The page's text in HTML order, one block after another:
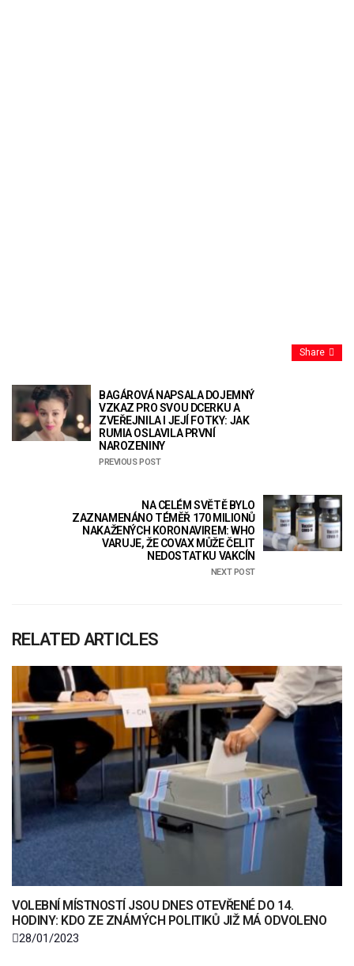
Share
BAGÁROVÁ NAPSALA DOJEMNÝ
VZKAZ PRO SVOU DCERKU A
ZVEŘEJNILA I JEJÍ FOTKY: JAK
RUMIA OSLAVILA PRVNÍ
NAROZENINY
PREVIOUS POST
NA CELÉM SVĚTĚ BYLO
ZAZNAMENÁNO TÉMĚŘ 170 MILIONŮ
NAKAŽENÝCH KORONAVIREM: WHO
VARUJE, ŽE COVAX MŮŽE ČELIT
NEDOSTATKU VAKCÍN
NEXT POST
RELATED ARTICLES
VOLEBNÍ MÍSTNOSTÍ JSOU DNES OTEVŘENÉ DO 14.
HODINY: KDO ZE ZNÁMÝCH POLITIKŮ JIŽ MÁ ODVOLENO
28/01/2023